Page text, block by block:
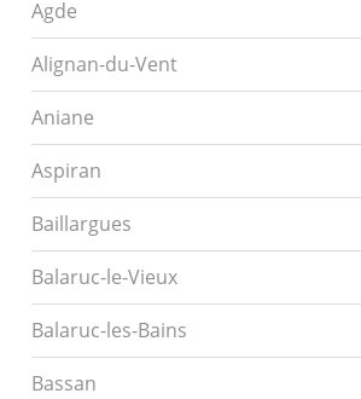
Agde
Alignan-du-Vent
Aniane
Aspiran
Baillargues
Balaruc-le-Vieux
Balaruc-les-Bains
Bassan